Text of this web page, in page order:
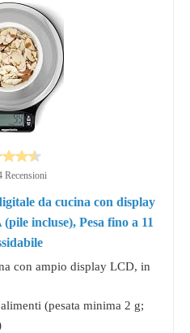
Recensioni
da cucina con display
incluse), Pesa fino a 11
con ampio display LCD, in
(pesata minima 2 g;